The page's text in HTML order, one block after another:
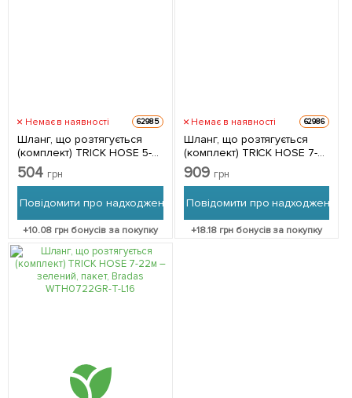
Немає в наявності 62985
Шланг, що розтягується
(комплект) TRICK HOSE 5-
15м – синій, пакет, Bradas
WTH0515BL-T-L
504 грн
Повідомити про надходження
+10.08 грн бонусів за покупку
Немає в наявності 62986
Шланг, що розтягується
(комплект) TRICK HOSE 7-
22м – зелений, коробка,
Bradas WTH0722GR-T
909 грн
Повідомити про надходження
+18.18грн бонусів за покупку